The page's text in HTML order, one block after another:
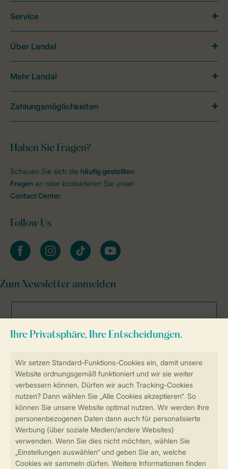
Sicherstellung Deiner Privatsphäre
Sicher und schnell zur Online-Buchung
Sichere Datenübertragung
Sicheres Bezahlen
Haben Sie Fragen?
Schauen Sie sich die häufig gestellten
Fragen an oder kontaktieren Sie unser
Contact Center.
Follow Us
facebookinstagramtiktok youtube
Zum Newsletter anmelden
Service
Über Landal
Mehr Landal
Zahlungsmöglichkeiten